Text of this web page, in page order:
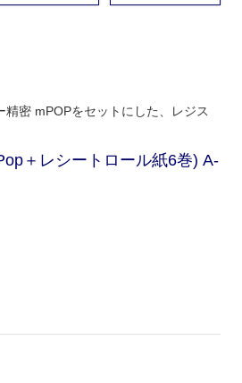
密 mPOPをセットにした、レジス
＋レシートロール紙6巻) A-